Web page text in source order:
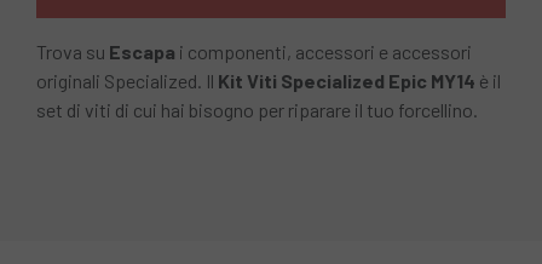
Trova su Escapa i componenti, accessori e accessori
originali Specialized. Il Kit Viti Specialized Epic MY14 è il
set di viti di cui hai bisogno per riparare il tuo forcellino.